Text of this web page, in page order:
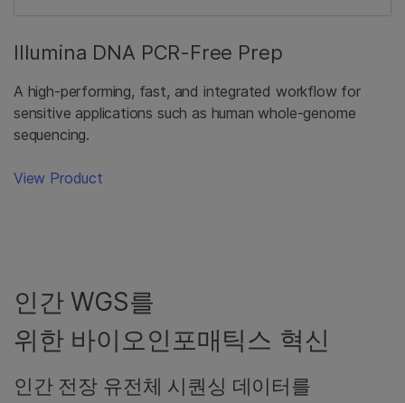
Illumina DNA PCR-Free Prep
A high-performing, fast, and integrated workflow for
sensitive applications such as human whole-genome
sequencing.
View Product
인간 WGS를
위한 바이오인포매틱스 혁신
인간 전장 유전체 시퀀싱 데이터를